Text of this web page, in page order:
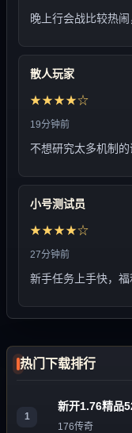
晚上行会战比较热闹
散人玩家
★★★★☆
19分钟前
不想研究太多机制的
小号测试员
★★★★☆
27分钟前
新手任务上手快，福
热门下载排行
1
新开1.76精品
176传奇